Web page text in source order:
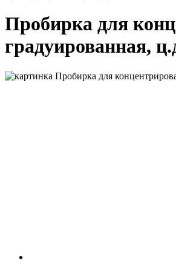
Пробирка для
градуированная,